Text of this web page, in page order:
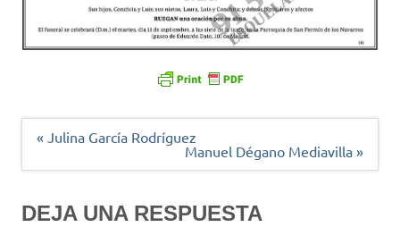
Navegación
« Julina García Rodríguez
Manuel Dégano Mediavilla »
DEJA UNA RESPUESTA